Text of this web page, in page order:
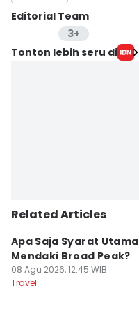
Editorial Team
3+
Editor
Tonton lebih seru di
Related Articles
Apa Saja Syarat Utama
Mendaki Broad Peak?
08 Agu 2026, 12:45 WIB
Travel